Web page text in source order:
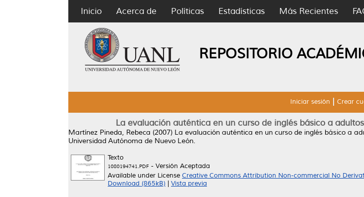
Inicio Acerca de Políticas Estadísticas Más Recientes
REPOSITORIO
Iniciar sesión Crear
La evaluación auténtica en un curso de inglés básico a
Martínez Pineda, Rebeca (2007) La evaluación auténtica en un curso de inglés básico a
Universidad Autónoma de Nuevo León.
Texto
1080194741.PDF - Versión Aceptada
Available under License Creative Commons Attribution Non-commercial No
Download (865kB)
Vista previa